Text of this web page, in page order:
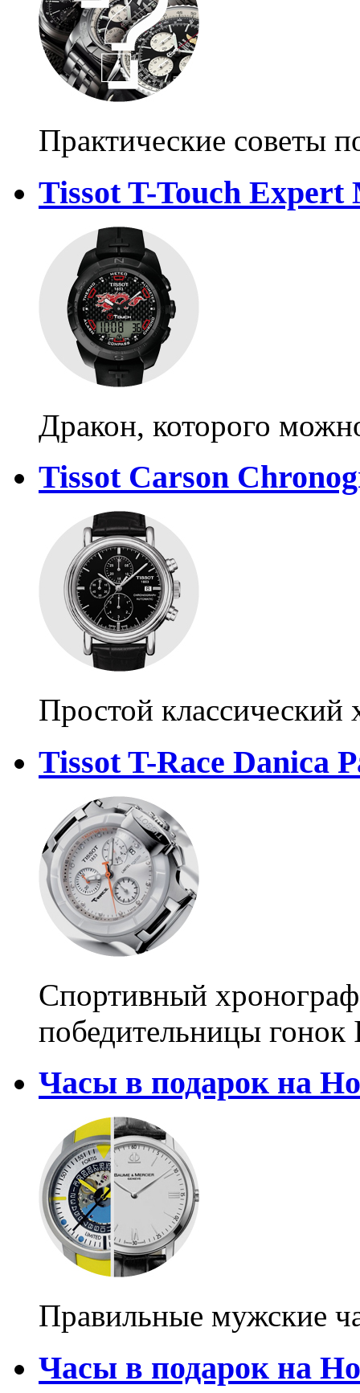
Практические советы
Tissot T-Touch Expert
Дракон, которого
Tissot Carson
Простой классический
Tissot T-Race Danica
Спортивный
победительницы гонок
Часы в подарок на
Правильные мужские
Часы в подарок на